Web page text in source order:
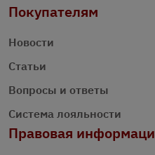
Покупателям
Новости
Статьи
Вопросы и ответы
Система лояльности
Правовая